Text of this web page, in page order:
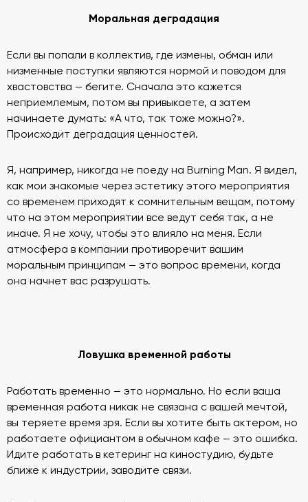
Моральная деградация
Если вы попали в коллектив, где измены, обман или
низменные поступки являются нормой и поводом для
хвастовства — бегите. Сначала это кажется
неприемлемым, потом вы привыкаете, а затем
начинаете думать: «А что, так тоже можно?».
Происходит деградация ценностей.
Я, например, никогда не поеду на Burning Man. Я видел,
как мои знакомые через эстетику этого мероприятия
со временем приходят к сомнительным вещам, потому
что на этом мероприятии все ведут себя так, а не
иначе. Я не хочу, чтобы это влияло на меня. Если
атмосфера в компании противоречит вашим
моральным принципам — это вопрос времени, когда
она начнет вас разрушать.
Ловушка временной работы
Работать временно — это нормально. Но если ваша
временная работа никак не связана с вашей мечтой,
вы теряете время зря. Если вы хотите быть актером, но
работаете официантом в обычном кафе — это ошибка.
Идите работать в кетеринг на киностудию, будьте
ближе к индустрии, заводите связи.